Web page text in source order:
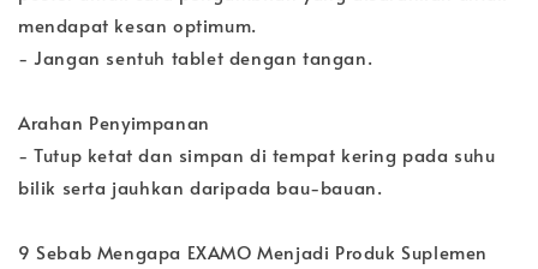
mendapat kesan optimum.
- Jangan sentuh tablet dengan tangan.
Arahan Penyimpanan
- Tutup ketat dan simpan di tempat kering pada suhu
bilik serta jauhkan daripada bau-bauan.
9 Sebab Mengapa EXAMO Menjadi Produk Suplemen